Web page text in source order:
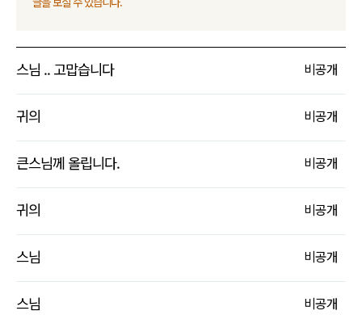
스님 .. 고맙습니다 비공개
귀의 비공개
큰스님께 올립니다. 비공개
귀의 비공개
스님 비공개
스님 비공개